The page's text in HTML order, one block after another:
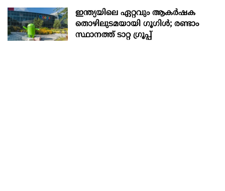
ഇന്ത്യയിലെ ഏറ്റവും ആകര്‍ഷക
തൊഴിലുടമയായി ഗൂഗിള്‍; രണ്ടാം
സ്ഥാനത്ത് ടാറ്റ ഗ്രൂപ്പ്